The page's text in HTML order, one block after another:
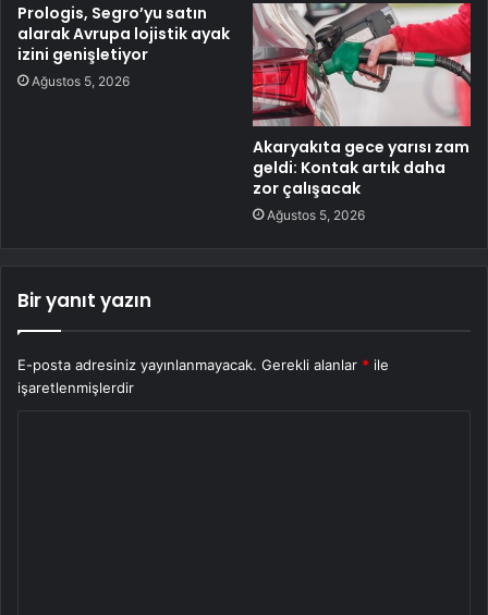
Prologis, Segro’yu satın
alarak Avrupa lojistik ayak
izini genişletiyor
Ağustos 5, 2026
Akaryakıta gece yarısı zam
geldi: Kontak artık daha
zor çalışacak
Ağustos 5, 2026
Bir yanıt yazın
E-posta adresiniz yayınlanmayacak. Gerekli alanlar * ile
işaretlenmişlerdir